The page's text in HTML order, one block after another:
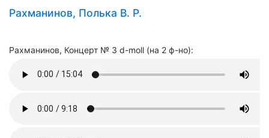
Рахманинов, Полька В. Р.
Рахманинов, Концерт № 3 d-moll (на 2 ф-но):